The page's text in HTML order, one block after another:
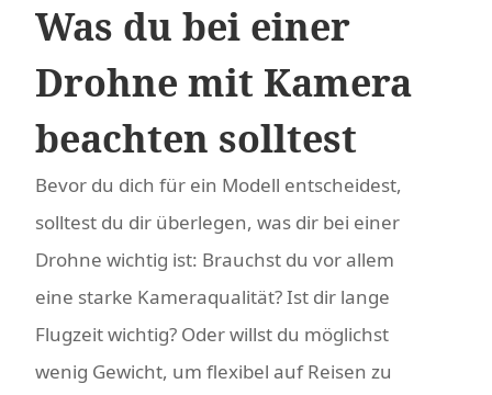
Was du bei einer
Drohne mit Kamera
beachten solltest
Bevor du dich für ein Modell entscheidest,
solltest du dir überlegen, was dir bei einer
Drohne wichtig ist: Brauchst du vor allem
eine starke Kameraqualität? Ist dir lange
Flugzeit wichtig? Oder willst du möglichst
wenig Gewicht, um flexibel auf Reisen zu